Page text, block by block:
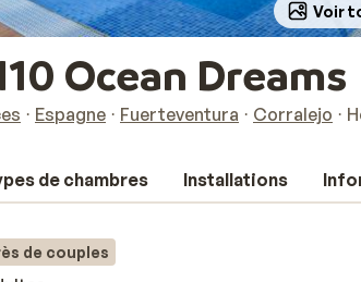
Voir
Ocean Dreams
Espagne Fuerteventura Corralejo
de chambres Installations
de couples